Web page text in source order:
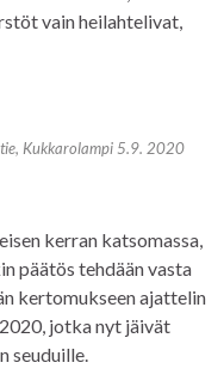
vain heilahtelivat,
Kukkarolampi 5.9. 2020
kerran katsomassa,
päätös tehdään vasta
kertomukseen ajattelin
jotka nyt jäivät
seuduille.